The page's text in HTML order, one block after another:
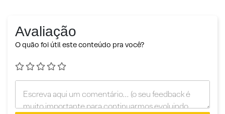
Avaliação
O quão foi útil este conteúdo pra você?